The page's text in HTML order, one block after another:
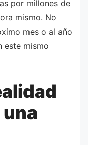
por millones de
mismo. No
mes o al año
este mismo